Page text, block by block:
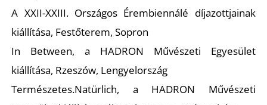
A XXII-XXIII. Országos Érembiennálé díjazottjainak
kiállítása, Festőterem, Sopron
In Between, a HADRON Művészeti Egyesület
kiállítása, Rzeszów, Lengyelország
Természetes.Natürlich, a HADRON Művészeti